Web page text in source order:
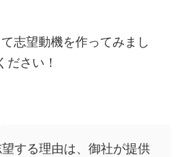
志望動機を作ってみまし
ださい！
望する理由は、御社が提供